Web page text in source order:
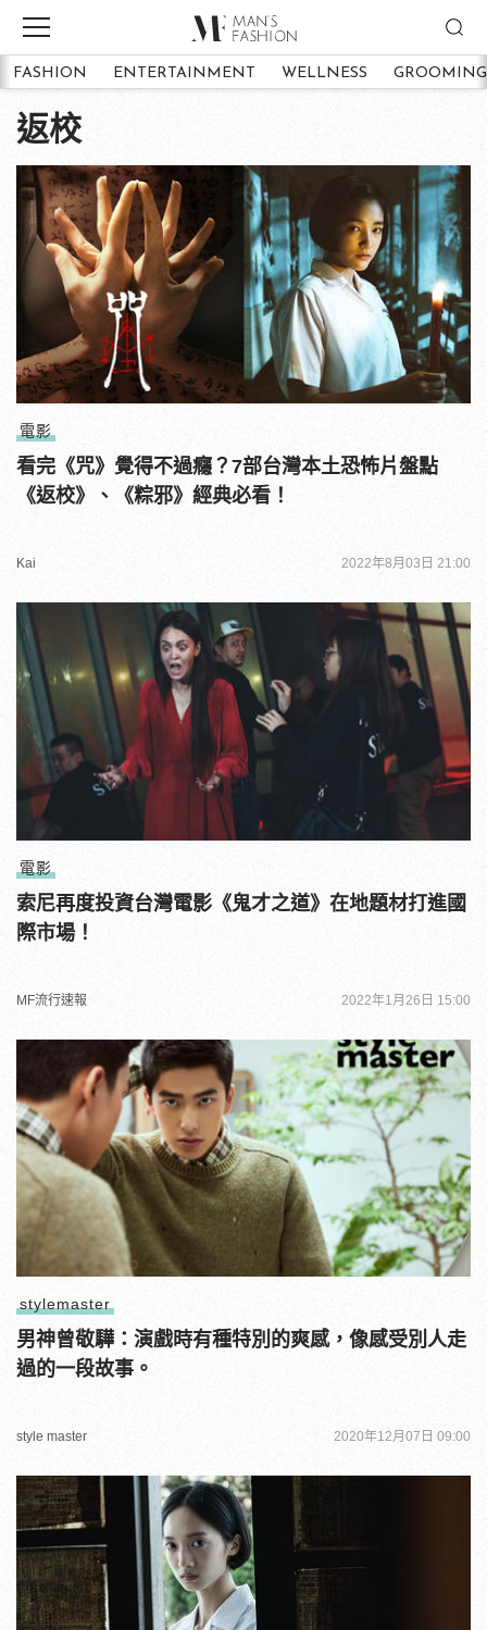
FASHION ENTERTAINMENT WELLNESS GROOMING
返校
電影
看完《咒》覺得不過癮？7部台灣本土恐怖片盤點
《返校》、《粽邪》經典必看！
Kai 2022年8月03日 21:00
電影
索尼再度投資台灣電影《鬼才之道》在地題材打進國
際市場！
MF流行速報 2022年1月26日 15:00
stylemaster
男神曾敬驊：演戲時有種特別的爽感，像感受別人走
過的一段故事。
style master 2020年12月07日 09:00